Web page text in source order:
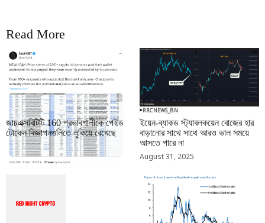
Read More
RRCNEWS_BN
জাচএক্সবিটিটি 160 প্রভাবশালীকে পেইড
টোকেন বিজ্ঞাপনগুলিতে লুকিয়ে রেখেছে
September 01, 2025
RRCNEWS_BN
ইয়েন-ব্যাকড স্ট্যাবলকয়েন বোজের হার
বাড়ানোর সাথে সাথে আরও ভাল সময়ে
আসতে পারে না
August 31, 2025